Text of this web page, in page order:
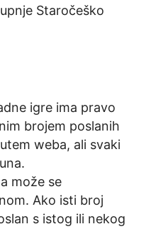
Staročeško
igre ima pravo
brojem poslanih
weba, ali svaki
može se
Ako isti broj
s istog ili nekog